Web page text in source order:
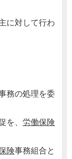
に対して行わ
務の処理を委
を、 労働保険
険事務組合と